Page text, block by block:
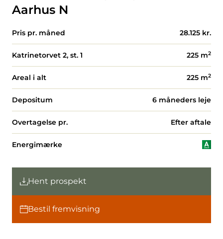
Aarhus N
Pris pr. måned 28.125 kr.
Katrinetorvet 2, st. 1 225 m2
Areal i alt 225 m2
Depositum 6 måneders leje
Overtagelse pr. Efter aftale
Energimærke
Hent prospekt
Bestil fremvisning